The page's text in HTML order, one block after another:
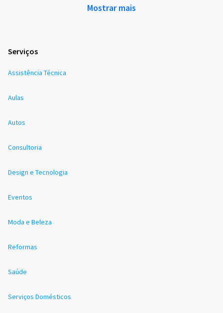
Mostrar mais
Serviços
Assistência Técnica
Aulas
Autos
Consultoria
Design e Tecnologia
Eventos
Moda e Beleza
Reformas
Saúde
Serviços Domésticos